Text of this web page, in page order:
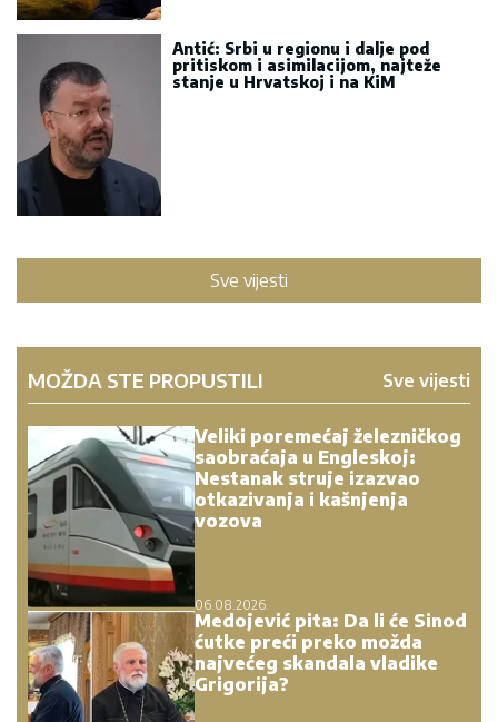
Antić: Srbi u regionu i dalje pod
pritiskom i asimilacijom, najteže
stanje u Hrvatskoj i na KiM
Sve vijesti
MOŽDA STE PROPUSTILI Sve vijesti
Veliki poremećaj železničkog
saobraćaja u Engleskoj:
Nestanak struje izazvao
otkazivanja i kašnjenja
vozova
06.08.2026.
Medojević pita: Da li će Sinod
ćutke preći preko možda
najvećeg skandala vladike
Grigorija?